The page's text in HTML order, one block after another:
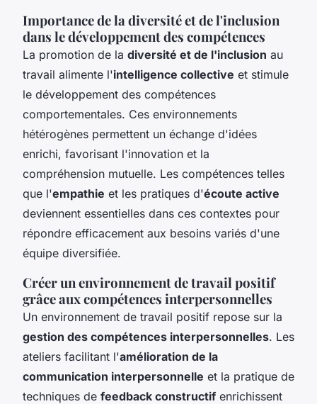
Importance de la diversité et de l'inclusion
dans le développement des compétences
La promotion de la diversité et de l'inclusion au
travail alimente l'intelligence collective et stimule
le développement des compétences
comportementales. Ces environnements
hétérogènes permettent un échange d'idées
enrichi, favorisant l'innovation et la
compréhension mutuelle. Les compétences telles
que l'empathie et les pratiques d'écoute active
deviennent essentielles dans ces contextes pour
répondre efficacement aux besoins variés d'une
équipe diversifiée.
Créer un environnement de travail positif
grâce aux compétences interpersonnelles
Un environnement de travail positif repose sur la
gestion des compétences interpersonnelles. Les
ateliers facilitant l'amélioration de la
communication interpersonnelle et la pratique de
techniques de feedback constructif enrichissent